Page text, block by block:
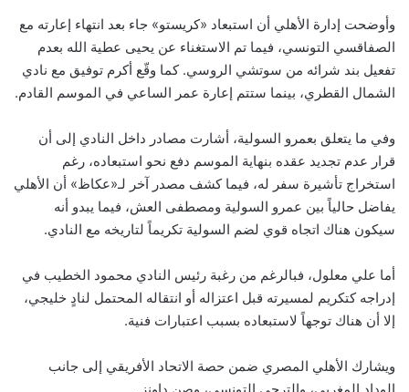
وأوضحت إدارة الأهلي أن استبعاد «كريستو» جاء بعد انتهاء إعارته مع
الصفاقسي التونسي، فيما تم الاستغناء عن يحيى عطية الله بعدم
تفعيل بند شرائه من سوتشي الروسي. كما وقّع أكرم توفيق مع نادي
الشمال القطري، بينما ستتم إعارة عمر الساعي في الموسم القادم.
وفي ما يتعلق بعمرو السولية، أشارت مصادر داخل النادي إلى أن
قرار عدم تجديد عقده بنهاية الموسم دفع نحو استبعاده، رغم
استخراج تأشيرة سفر له، فيما كشف مصدر آخر لـ«عكاظ» أن الأهلي
يفاضل حالياً بين عمرو السولية ومصطفى العش، فيما يبدو أنه
سيكون هناك اتجاه قوي لضم السولية تكريماً لتاريخه مع النادي.
أما علي معلول، فبالرغم من رغبة رئيس النادي محمود الخطيب في
إدراجه كتكريم لمسيرته قبل اعتزاله أو انتقاله المحتمل لنادٍ خليجي،
إلا أن هناك توجهاً لاستبعاده بسبب اعتبارات فنية.
ويشارك الأهلي المصري ضمن حصة الاتحاد الأفريقي إلى جانب